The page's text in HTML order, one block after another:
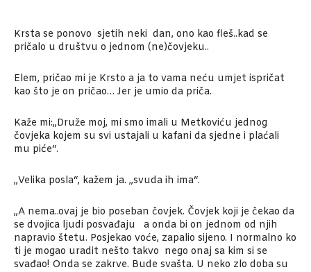
Krsta se ponovo sjetih neki dan, ono kao fleš..kad se
pričalo u društvu o jednom (ne)čovjeku..
Elem, pričao mi je Krsto a ja to vama neću umjet ispričat
kao što je on pričao… Jer je umio da priča.
Kaže mi:„Druže moj, mi smo imali u Metkoviću jednog
čovjeka kojem su svi ustajali u kafani da sjedne i plaćali
mu piće“.
„Velika posla“, kažem ja. „svuda ih ima“.
„A nema..ovaj je bio poseban čovjek. Čovjek koji je čekao da
se dvojica ljudi posvađaju a onda bi on jednom od njih
napravio štetu. Posjekao voće, zapalio sijeno. I normalno ko
ti je mogao uradit nešto takvo nego onaj sa kim si se
svađao! Onda se zakrve. Bude svašta. U neko zlo doba su